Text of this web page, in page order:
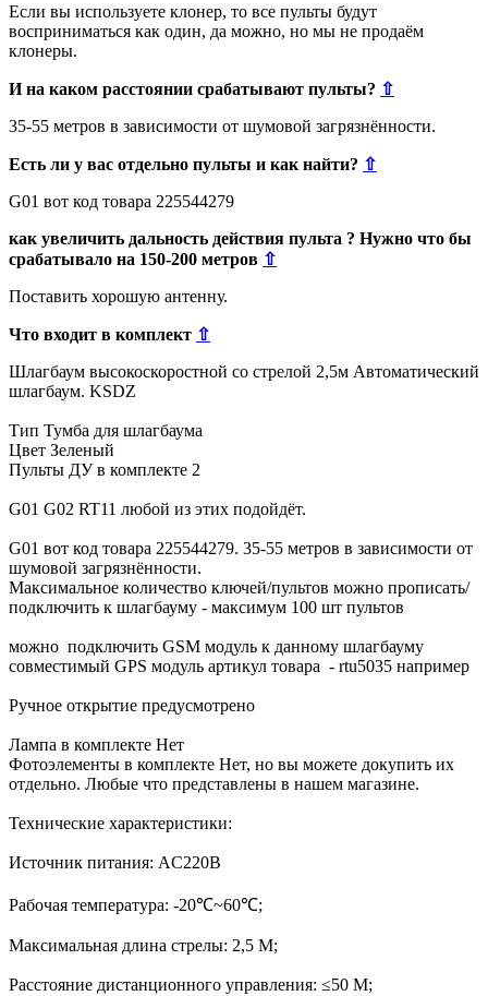
Если вы используете клонер, то все пульты будут
восприниматься как один, да можно, но мы не продаём
клонеры.
И на каком расстоянии срабатывают пульты? ⇧
35-55 метров в зависимости от шумовой загрязнённости.
Есть ли у вас отдельно пульты и как найти? ⇧
G01 вот код товара 225544279
как увеличить дальность действия пульта ? Нужно что бы
срабатывало на 150-200 метров ⇧
Поставить хорошую антенну.
Что входит в комплект ⇧
Шлагбаум высокоскоростной со стрелой 2,5м Автоматический
шлагбаум. KSDZ
Тип Тумба для шлагбаума
Цвет Зеленый
Пульты ДУ в комплекте 2
G01 G02 RT11 любой из этих подойдёт.
G01 вот код товара 225544279. 35-55 метров в зависимости от
шумовой загрязнённости.
Максимальное количество ключей/пультов можно прописать/
подключить к шлагбауму - максимум 100 шт пультов
можно подключить GSM модуль к данному шлагбауму
совместимый GPS модуль артикул товара - rtu5035 например
Ручное открытие предусмотрено
Лампа в комплекте Нет
Фотоэлементы в комплекте Нет, но вы можете докупить их
отдельно. Любые что представлены в нашем магазине.
Технические характеристики:
Источник питания: AC220B
Рабочая температура: -20℃~60℃;
Максимальная длина стрелы: 2,5 М;
Расстояние дистанционного управления: ≤50 М;